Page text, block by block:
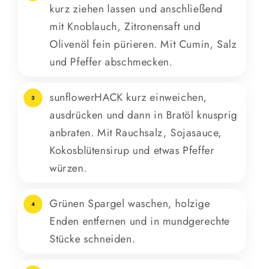
kurz ziehen lassen und anschließend
mit Knoblauch, Zitronensaft und
Olivenöl fein pürieren. Mit Cumin, Salz
und Pfeffer abschmecken.
3
sunflowerHACK kurz einweichen,
ausdrücken und dann in Bratöl knusprig
anbraten. Mit Rauchsalz, Sojasauce,
Kokosblütensirup und etwas Pfeffer
würzen.
4
Grünen Spargel waschen, holzige
Enden entfernen und in mundgerechte
Stücke schneiden.